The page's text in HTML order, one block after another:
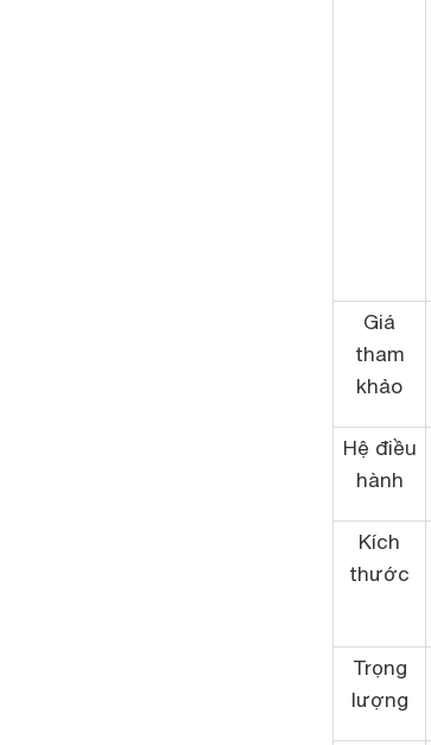
Giá
tham
khảo
Hệ điều
hành
Kích
thước
Trọng
lượng